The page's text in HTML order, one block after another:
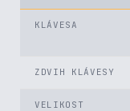
KLÁVESA
ZDVIH KLÁVESY
VELIKOST